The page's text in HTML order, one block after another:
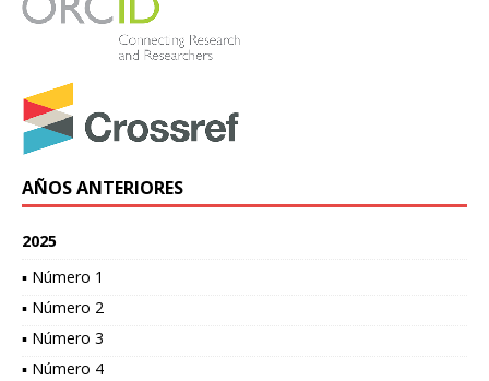
AÑOS ANTERIORES
2025
▪ Número 1
▪ Número 2
▪ Número 3
▪ Número 4